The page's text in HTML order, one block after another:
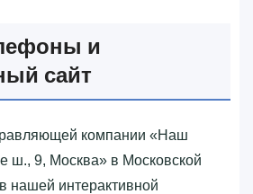
и
сайт
компании «‎Наш
ш., 9, Москва»‎ в Московской
нашей интерактивной